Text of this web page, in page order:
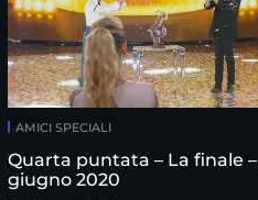
AMICI SPECIALI
Quarta puntata – La finale – 5
giugno 2020